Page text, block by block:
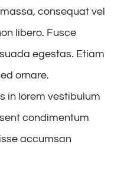
consequat vel
libero. Fusce
egestas. Etiam
ornare.
in lorem vestibulum
condimentum
accumsan